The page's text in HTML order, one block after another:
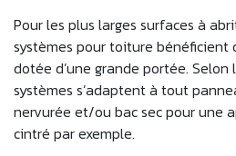
Pour les plus larges surfaces à
systèmes pour toiture bénéficient
dotée d’une grande portée. Selon
systèmes s’adaptent à tout
nervurée et/ou bac sec pour une
cintré par exemple.